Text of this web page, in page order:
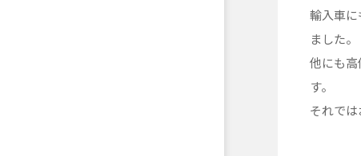
輸入車
ました。
他にも
す。
それでは